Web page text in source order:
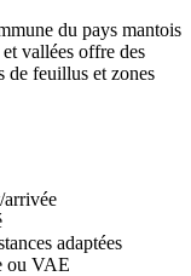
du pays mantois
vallées offre des
de feuillus et zones
adaptées
ou VAE